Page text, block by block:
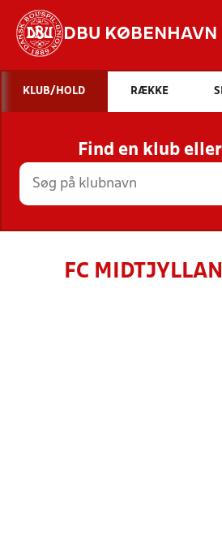
DBU KØBENHAVN
STILLINGER,
HOLD
KLUB/HOLD RÆKKE
Find en klub
FC